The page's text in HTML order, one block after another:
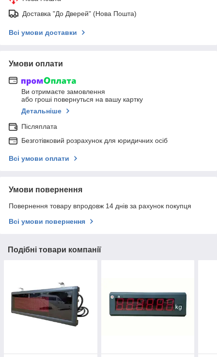
Доставка "До Дверей" (Нова Пошта)
Всі умови доставки
Умови оплати
Ви отримаєте замовлення
або гроші повернуться на вашу картку
Детальніше
Післяплата
Безготівковий розрахунок для юридичних осіб
Всі умови оплати
Умови повернення
Повернення товару впродовж 14 днів за рахунок покупця
Всі умови повернення
Подібні товари компанії